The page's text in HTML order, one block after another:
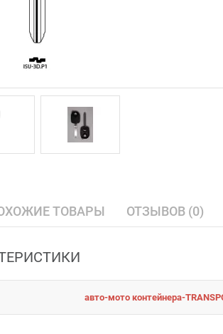
ТОВАРЫ ОТЗЫВОВ (0)
авто-мото контейнера-